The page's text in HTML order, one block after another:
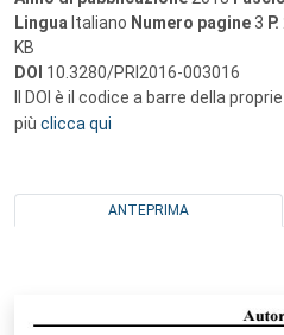
Lingua Italiano Numero pagine 3 P.
KB
DOI 10.3280/PRI2016-003016
Il DOI è il codice a barre della
più clicca qui
ANTEPRIMA